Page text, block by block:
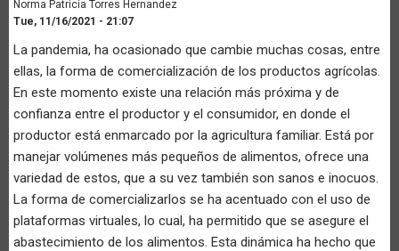
Norma Patricia Torres Hernandez
Tue, 11/16/2021 - 21:07
La pandemia, ha ocasionado que cambie muchas cosas, entre
ellas, la forma de comercialización de los productos agrícolas.
En este momento existe una relación más próxima y de
confianza entre el productor y el consumidor, en donde el
productor está enmarcado por la agricultura familiar. Está por
manejar volúmenes más pequeños de alimentos, ofrece una
variedad de estos, que a su vez también son sanos e inocuos.
La forma de comercializarlos se ha acentuado con el uso de
plataformas virtuales, lo cual, ha permitido que se asegure el
abastecimiento de los alimentos. Esta dinámica ha hecho que